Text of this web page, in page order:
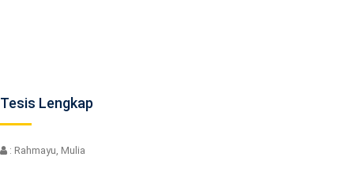
Tesis Lengkap
: Rahmayu, Mulia